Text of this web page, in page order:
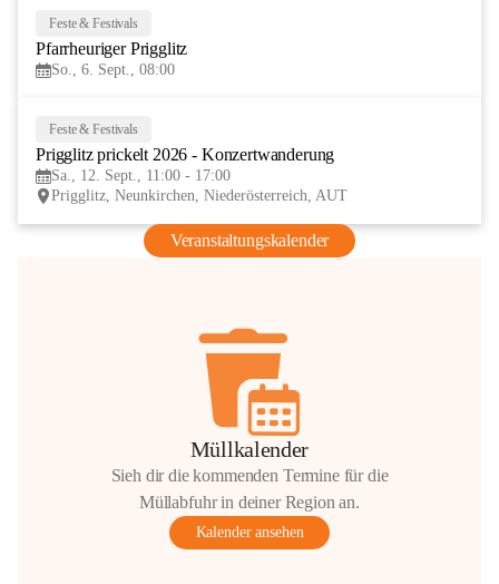
Feste & Festivals
Pfarrheuriger Prigglitz
So., 6. Sept., 08:00
Feste & Festivals
Prigglitz prickelt 2026 - Konzertwanderung
Sa., 12. Sept., 11:00 - 17:00
Prigglitz, Neunkirchen, Niederösterreich, AUT
Veranstaltungskalender
Müllkalender
Sieh dir die kommenden Termine für die
Müllabfuhr in deiner Region an.
Kalender ansehen